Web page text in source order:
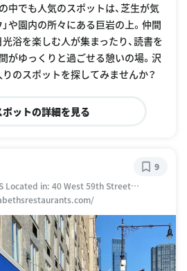
中でも人気のスポットは、芝生が気
」や園内の所々にある巨岩の上。仲間
浴を楽しむ人が集まったり、読書を
がゆっくりと過ごせる憩いの場。沢
のスポットを探してみませんか？
ポットの詳細を見る
Located in: 40 West 59th Street
York, NY 10019 アメリカ合衆国
9